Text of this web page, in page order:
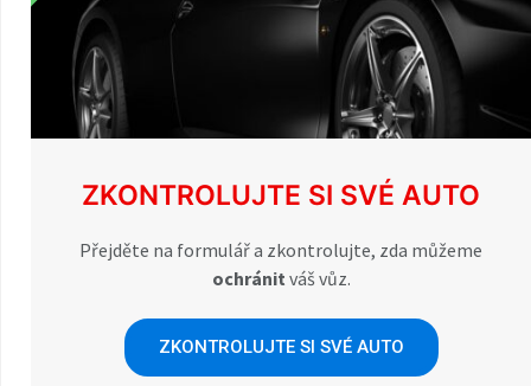
ZKONTROLUJTE SI SVÉ AUTO
Přejděte na formulář a zkontrolujte, zda můžeme
ochránit váš vůz.
ZKONTROLUJTE SI SVÉ AUTO